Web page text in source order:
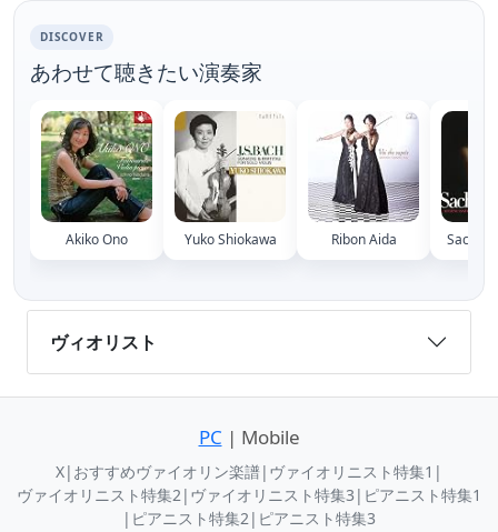
DISCOVER
あわせて聴きたい演奏家
Akiko Ono Yuko Shiokawa Ribon Aida
ヴィオリスト
PC | Mobile
X| おすすめヴァイオリン楽譜| ヴァイオリニスト特集1 |
ヴァイオリニスト特集2 | ヴァイオリニスト特集3 | ピアニスト特集1
| ピアニスト特集2 | ピアニスト特集3